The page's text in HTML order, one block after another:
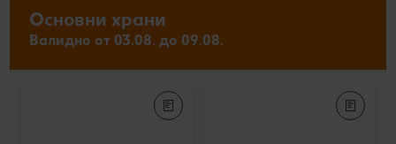
Основни храни
Валидно от 03.08. до 09.08.